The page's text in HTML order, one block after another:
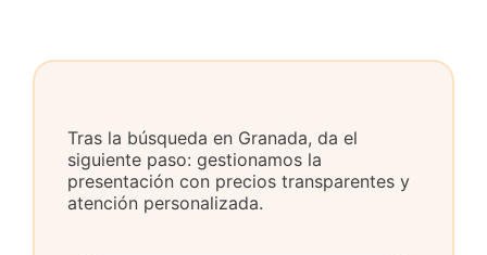
Tras la búsqueda en Granada, da el
siguiente paso: gestionamos la
presentación con precios transparentes y
atención personalizada.